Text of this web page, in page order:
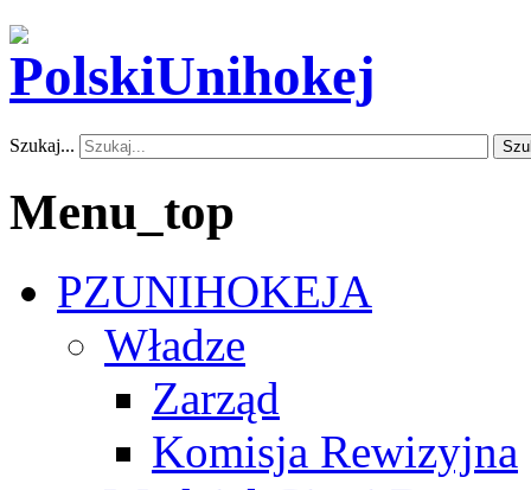
Szukaj...
Menu_top
PZUNIHOKEJA
Władze
Zarząd
Komisja Rewizyjna